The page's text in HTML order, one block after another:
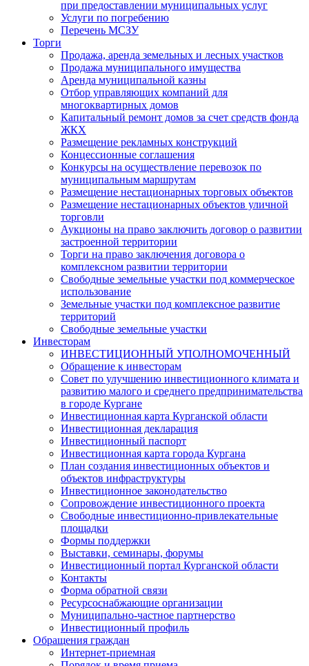
при предоставлении муниципальных услуг
Услуги по погребению
Перечень МСЗУ
Торги
Продажа, аренда земельных и лесных участков
Продажа муниципального имущества
Аренда муниципальной казны
Отбор управляющих компаний для
многоквартирных домов
Капитальный ремонт домов за счет средств фонда
ЖКХ
Размещение рекламных конструкций
Концессионные соглашения
Конкурсы на осуществление перевозок по
муниципальным маршрутам
Размещение нестационарных торговых объектов
Размещение нестационарных объектов уличной
торговли
Аукционы на право заключить договор о развитии
застроенной территории
Торги на право заключения договора о
комплексном развитии территории
Свободные земельные участки под коммерческое
использование
Земельные участки под комплексное развитие
территорий
Свободные земельные участки
Инвесторам
ИНВЕСТИЦИОННЫЙ УПОЛНОМОЧЕННЫЙ
Обращение к инвесторам
Совет по улучшению инвестиционного климата и
развитию малого и среднего предпринимательства
в городе Кургане
Инвестиционная карта Курганской области
Инвестиционная декларация
Инвестиционный паспорт
Инвестиционная карта города Кургана
План создания инвестиционных объектов и
объектов инфраструктуры
Инвестиционное законодательство
Сопровождение инвестиционного проекта
Свободные инвестиционно-привлекательные
площадки
Формы поддержки
Выставки, семинары, форумы
Инвестиционный портал Курганской области
Контакты
Форма обратной связи
Ресурсоснабжающие организации
Муниципально-частное партнерство
Инвестиционный профиль
Обращения граждан
Интернет-приемная